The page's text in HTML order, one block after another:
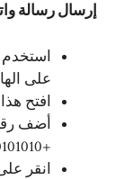
إرسال رسالة
على
افتح هذا
أضف
+201010101010).
انقر